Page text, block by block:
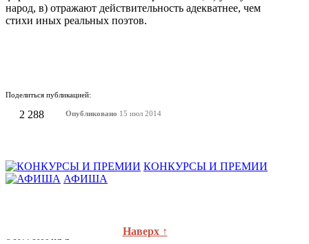
народ, в) отражают действительность адекватнее, чем
стихи иных реальных поэтов.
Поделиться публикацией:
2 288 Опубликовано 15 июл 2014
КОНКУРСЫ И ПРЕМИИ
АФИША
Наверх ↑
© 2014-2026 ИД Лиterraтура